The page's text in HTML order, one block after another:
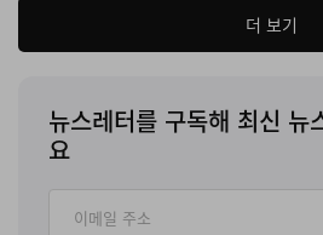
타치오 컬러 리넨 수트 등 헤리티
트리트 무드가 혼재된 룩이 등장
손으로 완성된 아이템까지 다수 포
이번 시즌 카르틱 리서치가 던진
테일에만 그치지 않는다. 최근 미
더 보기
뉴스레터를 구독해 최신 뉴
요